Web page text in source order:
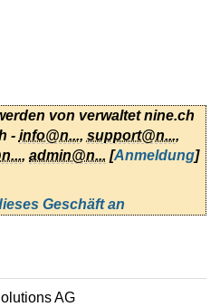
11
199 Einrichtungsgebühr
von verwaltet nine.ch
- info@n..., support@n...,
, admin@n... [Anmeldung]
Geschäft an
AG